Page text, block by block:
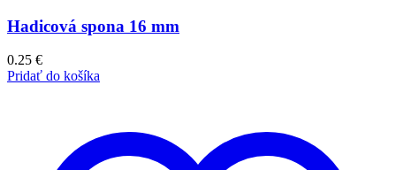
Hadicová spona 16 mm
0.25 €
Pridať do košíka